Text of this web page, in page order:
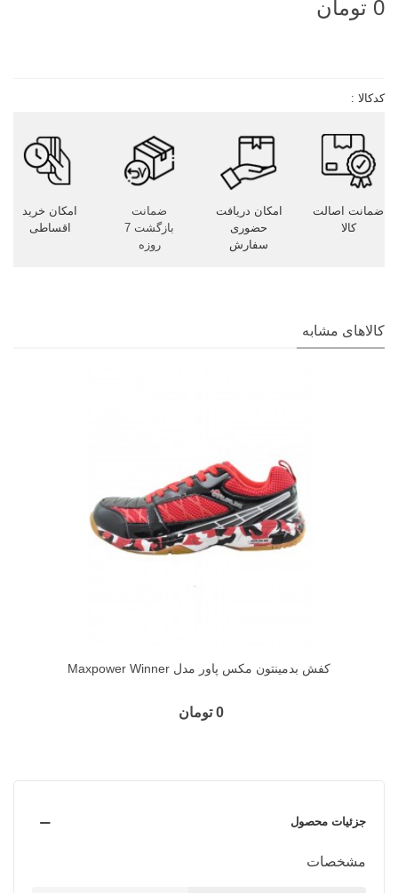
0 تومان
کدکالا :
ضمانت اصالت
کالا
امکان دریافت
حضوری
سفارش
ضمانت
بازگشت 7
روزه
امکان خرید
اقساطی
کالاهای مشابه
کفش بدمینتون مکس پاور مدل Maxpower Winner
0 تومان
جزئیات محصول
مشخصات